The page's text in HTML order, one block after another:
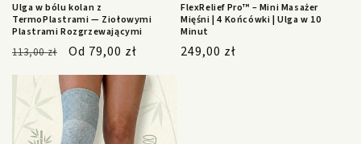
Ulga w bólu kolan z
TermoPlastrami — Ziołowymi
Plastrami Rozgrzewającymi
Cena
regularna
113,00 zł
Cena
promocyjna
Od 79,00 zł
FlexRelief Pro™ – Mini Masażer
Mięśni | 4 Końcówki | Ulga w 10
Minut
Cena
249,00 zł